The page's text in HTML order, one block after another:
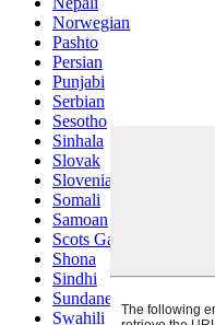
Norwegian
Pashto
Persian
Punjabi
Serbian
Sesotho
Sinhala
Slovak
Slovenian
Somali
Samoan
Scots Gaelic
Shona
Sindhi
Sundanese
Swahili